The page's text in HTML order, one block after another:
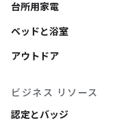
台所用家電
ベッドと浴室
アウトドア
ビジネス リソース
認定とバッジ